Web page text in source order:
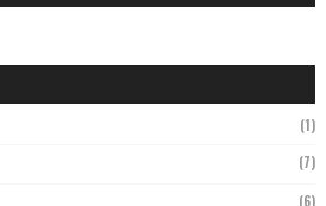
(1)
(7)
(6)